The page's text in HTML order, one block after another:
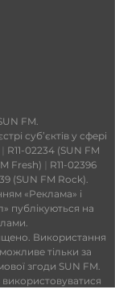
FM.
суб’єктів у сфері
| R11-02234 (SUN FM
Fresh) | R11-02396
(SUN FM Rock).
«Реклама» і
публікуються на
Використання
тільки за
згоди SUN FM.
використовуватися